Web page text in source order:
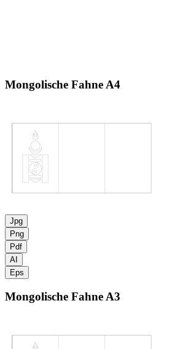
Mongolische Fahne A4
Jpg
Png
Pdf
AI
Eps
Mongolische FahneA3